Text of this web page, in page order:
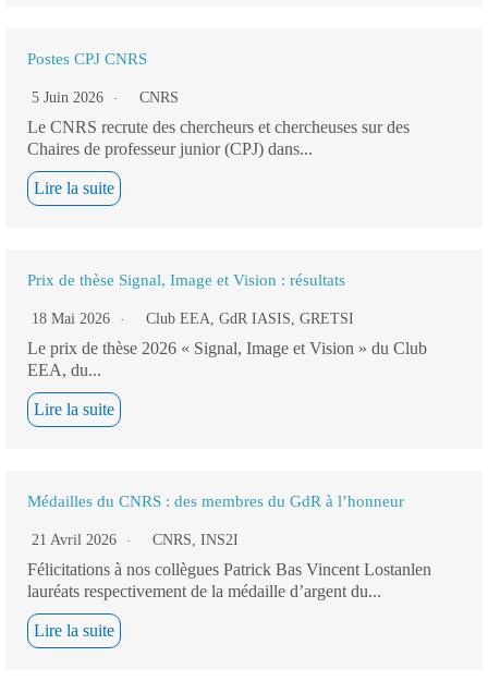
Postes CPJ CNRS
5 Juin 2026 CNRS
Le CNRS recrute des chercheurs et chercheuses sur des
Chaires de professeur junior (CPJ) dans...
Lire la suite
Prix de thèse Signal, Image et Vision : résultats
18 Mai 2026 Club EEA, GdR IASIS, GRETSI
Le prix de thèse 2026 « Signal, Image et Vision » du Club
EEA, du...
Lire la suite
Médailles du CNRS : des membres du GdR à l’honneur
21 Avril 2026 CNRS, INS2I
Félicitations à nos collègues Patrick Bas Vincent Lostanlen
lauréats respectivement de la médaille d’argent du...
Lire la suite